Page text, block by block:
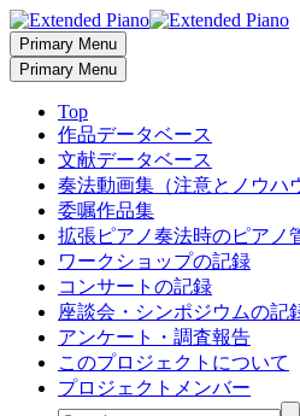
Primary Menu
Primary Menu
Top
作品データベース
文献データベース
奏法動画集（注意とノウハ
委嘱作品集
拡張ピアノ奏法時のピアノ
ワークショップの記録
コンサートの記録
座談会・シンポジウムの記
アンケート・調査報告
このプロジェクトについて
プロジェクトメンバー